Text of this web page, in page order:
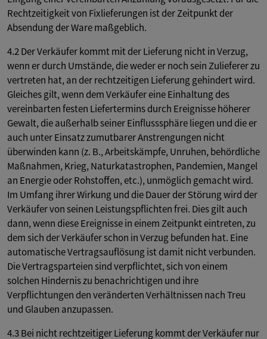
Rechtzeitigkeit von Fixlieferungen ist der Zeitpunkt der
Absendung der Ware maßgeblich.
4.2 Der Verkäufer kommt mit der Lieferung nicht in Verzug,
wenn er durch Umstände, die weder er noch sein Zulieferer zu
vertreten hat, an der rechtzeitigen Lieferung gehindert wird.
Gleiches gilt, wenn dem Verkäufer eine Einhaltung des
vereinbarten festen Liefertermins durch Ereignisse höherer
Gewalt, die außerhalb seiner Einflusssphäre liegen und die er
auch unter Einsatz zumutbarer Anstrengungen nicht
überwinden kann (z. B., Arbeitskämpfe, Unruhen, behördliche
Maßnahmen, Krieg, Naturkatastrophen, Pandemien, Mangel
an Energie oder Rohstoffen, etc.), unmöglich gemacht wird.
Im Umfang ihrer Wirkung und die Dauer der Störung wird der
Verkäufer von seinen Leistungspflichten frei. Dies gilt auch
dann, wenn diese Ereignisse in einem Zeitpunkt eintreten, zu
dem sich der Verkäufer schon in Verzug befunden hat. Eine
automatische Vertragsauflösung ist damit nicht verbunden.
Die Vertragsparteien sind verpflichtet, sich von einem
solchen Hindernis zu benachrichtigen und ihre
Verpflichtungen den veränderten Verhältnissen nach Treu
und Glauben anzupassen.
4.3 Bei nicht rechtzeitiger Lieferung kommt der Verkäufer nur